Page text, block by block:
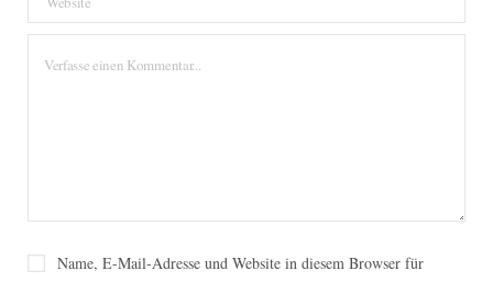
Name, E-Mail-Adresse und Website in diesem Browser für